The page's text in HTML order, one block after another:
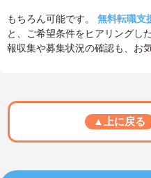
もちろん可能です。 無料転職支
と、ご希望条件をヒアリングし
報収集や募集状況の確認も、お
▲上に戻る